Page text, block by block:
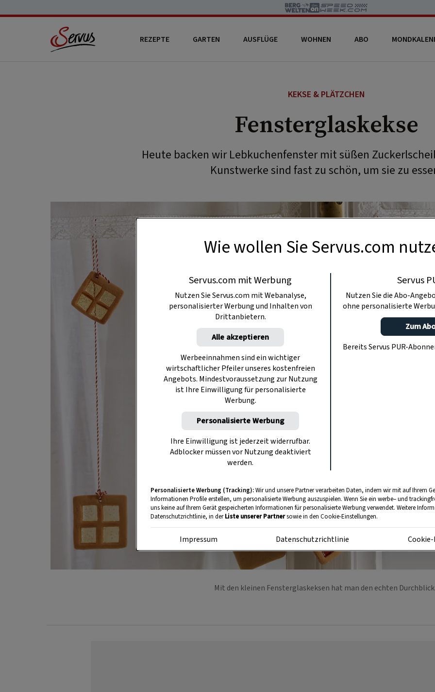
REZEPTE GARTEN AUSFLÜGE WOHNEN ABO
KEKSE & PLÄTZCHEN
Fensterglaskekse
Heute backen wir Lebkuchenfenster mit süßen
Kunstwerke sind fast zu schön, um sie zu
Mit den kleinen Fensterglaskeksen hat man den echten
Wie wollen Sie Servus.com
Servus.com mit Werbung
Nutzen Sie Servus.com mit Webanalyse,
personalisierter Werbung und Inhalten von
Drittanbietern.
Alle akzeptieren
Werbeeinnahmen sind ein wichtiger
wirtschaftlicher Pfeiler unseres kostenfreien
Angebots. Mindestvoraussetzung zur Nutzung
ist Ihre Einwilligung für personalisierte
Werbung.
Personalisierte Werbung
Ihre Einwilligung ist jederzeit widerrufbar.
Adblocker müssen vor Nutzung deaktiviert
werden.
Servus
Nutzen Sie die Abo-
ohne personalisierte
Zum
Bereits Servus PUR-
Personalisierte Werbung (Tracking):Wir und unsere Partner verarbeiten Daten, indem wir mit auf Ihrem
Informationen Profile erstellen, um personalisierte Werbung auszuspielen. Wenn Sie ein werbe– und
uns keine auf Ihrem Gerät gespeicherten Informationen für personalisierte Werbung verwendet. Weitere
Datenschutzrichtlinie, in derListe unserer Partnersowie in den Cookie-Einstellungen.
Impressum Datenschutzrichtlinie